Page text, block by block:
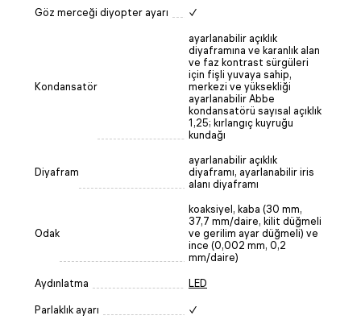
Göz merceği diyopter ayarı ✓
Kondansatör
ayarlanabilir açıklık
diyaframına ve karanlık alan
ve faz kontrast sürgüleri
için fişli yuvaya sahip,
merkezi ve yüksekliği
ayarlanabilir Abbe
kondansatörü sayısal açıklık
1,25; kırlangıç kuyruğu
kundağı
Diyafram
ayarlanabilir açıklık
diyaframı, ayarlanabilir iris
alanı diyaframı
Odak
koaksiyel, kaba (30 mm,
37,7 mm/daire, kilit düğmeli
ve gerilim ayar düğmeli) ve
ince (0,002 mm, 0,2
mm/daire)
Aydınlatma LED
Parlaklık ayarı ✓